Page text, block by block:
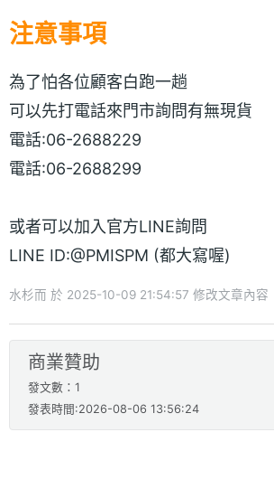
注意事項
為了怕各位顧客白跑一趟
可以先打電話來門市詢問有無現貨
電話:06-2688229
電話:06-2688299
或者可以加入官方LINE詢問
LINE ID:@PMISPM (都大寫喔)
水杉而 於 2025-10-09 21:54:57 修改文章內容
商業贊助
發文數：1
發表時間:2026-08-06 13:56:24